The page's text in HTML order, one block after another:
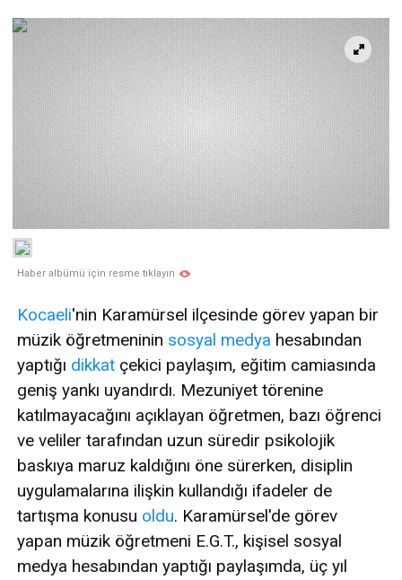
Haber albümü için resme tıklayın
Kocaeli'nin Karamürsel ilçesinde görev yapan bir
müzik öğretmeninin sosyal medya hesabından
yaptığı dikkat çekici paylaşım, eğitim camiasında
geniş yankı uyandırdı. Mezuniyet törenine
katılmayacağını açıklayan öğretmen, bazı öğrenci
ve veliler tarafından uzun süredir psikolojik
baskıya maruz kaldığını öne sürerken, disiplin
uygulamalarına ilişkin kullandığı ifadeler de
tartışma konusu oldu. Karamürsel'de görev
yapan müzik öğretmeni E.G.T., kişisel sosyal
medya hesabından yaptığı paylaşımda, üç yıl